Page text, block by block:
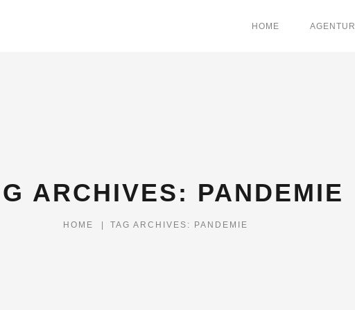
HOME AGENTUR
ARCHIVES: PANDEMIE
HOME TAG ARCHIVES: PANDEMIE